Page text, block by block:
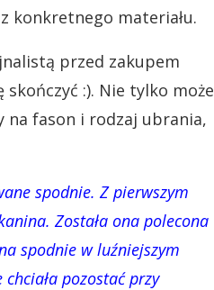
konkretnego materiału.
przed zakupem
:). Nie tylko może
na fason i rodzaj ubrania,
spodnie. Z pierwszym
Została ona polecona
spodnie w luźniejszym
pozostać przy